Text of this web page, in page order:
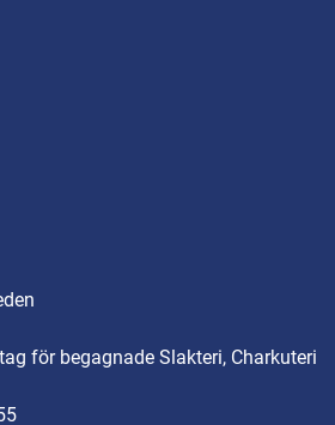
för begagnade Slakteri, Charkuteri